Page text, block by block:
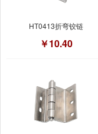
HT0413折弯铰链
￥10.40